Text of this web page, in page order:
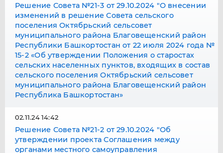
Решение Совета №21-3 от 29.10.2024 "О внесении
изменений в решение Совета сельского
поселения Октябрьский сельсовет
муниципального района Благовещенский район
Республики Башкортостан от 22 июля 2024 года №
15-2 «Об утверждении Положения о старостах
сельских населенных пунктов, входящих в состав
сельского поселения Октябрьский сельсовет
муниципального района Благовещенский район
Республика Башкортостан»
Решение Совета №21-2 от 29.10.2024 "Об
утверждении проекта Соглашения между
органами местного самоуправления
02.11.24 14:42